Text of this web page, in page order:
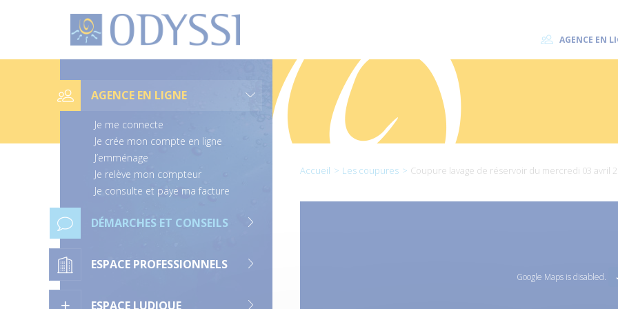
O
d
s
AGENCE EN
n
s
t
i
o
n
AGENCE EN LIGNE
Je me connecte
Je crée mon compte en ligne
J’emménage
Je relève mon compteur
Je consulte et paye ma facture
DÉMARCHES ET CONSEILS
ESPACE PROFESSIONNELS
ESPACE LUDIQUE
Accueil Les coupures Coupure lavage de réservoir du mercredi 03 avril
Google Maps is disabled.